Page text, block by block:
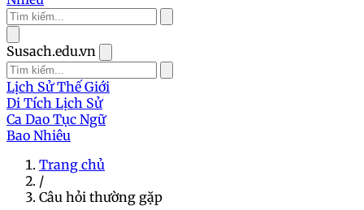
Susach.edu.vn
Lịch Sử Thế Giới
Di Tích Lịch Sử
Ca Dao Tục Ngữ
Bao Nhiêu
Trang chủ
/
Câu hỏi thường gặp